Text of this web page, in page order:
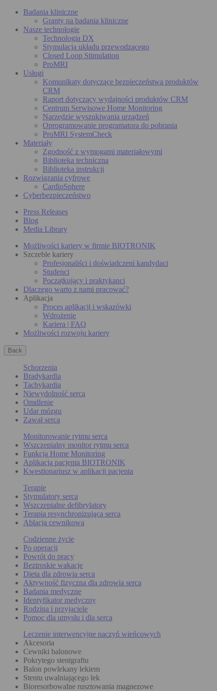
Badania kliniczne
Granty na badania kliniczne
Nasze technologie
Technologia DX
Stymulacja układu przewodzącego
Closed Loop Stimulation
ProMRI
Usługi
Komunikaty dotyczące bezpieczeństwa produktów
CRM
Raport dotyczący wydajności produktów CRM
Centrum Serwisowe Home Monitoring
Narzędzie wyszukiwania urządzeń
Oprogramowanie programatora do pobrania
ProMRI SystemCheck
Materiały
Zgodność z wymogami materiałowymi
Biblioteka techniczna
Biblioteka instrukcji
Rozwiązania cyfrowe
CardioSphere
Cyberbezpieczeństwo
Press Releases
Blog
Media Library
Możliwości kariery w firmie BIOTRONIK
Szczeble kariery
Profesjonaliści i doświadczeni kandydaci
Studenci
Początkujący i praktykanci
Dlaczego warto z nami pracować?
Aplikacja
Proces aplikacji i wskazówki
Wdrożenie
Kariera | FAQ
Możliwości rozwoju kariery
Back
Schorzenia
Bradykardia
Tachykardia
Niewydolność serca
Omdlenie
Udar mózgu
Zawał serca
Monitorowanie rytmu serca
Wszczepialny monitor rytmu serca
Funkcja Home Monitoring
Aplikacja pacjenta BIOTRONIK
Kwestionariusz w aplikacji pacjenta
Terapie
Stymulatory serca
Wszczepialne defibrylatory
Terapia resynchronizująca serca
Ablacja cewnikowa
Codzienne życie
Po operacji
Powrót do pracy
Beztroskie wakacje
Dieta dla zdrowia serca
Aktywność fizyczna dla zdrowia serca
Badania medyczne
Identyfikator medyczny
Rodzina i przyjaciele
Pomoc dla umysłu i dla serca
Leczenie interwencyjne naczyń wieńcowych
Akcesoria
Cewniki balonowe
Pokrytego stentgraftu
Balon powlekany lekiem
Stentu uwalniającego lek
Bioresorbowalne rusztowania magnezowe